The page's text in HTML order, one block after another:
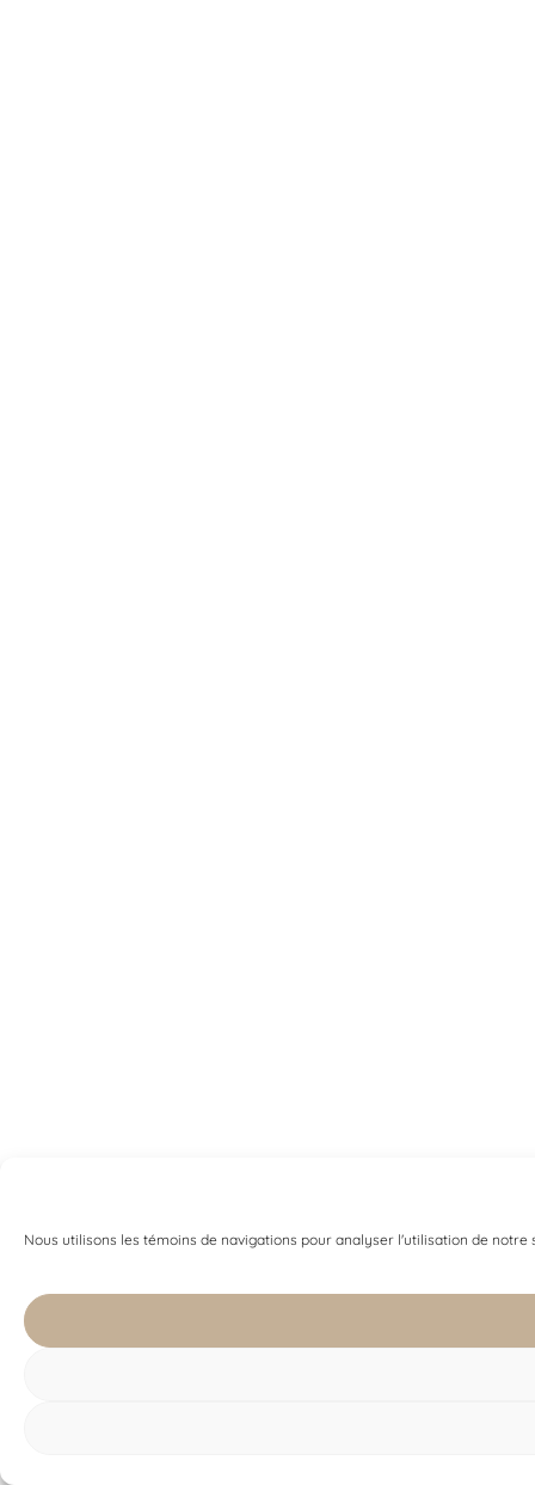
Nous utilisons les témoins de navigations pour analyser l'utilisation de